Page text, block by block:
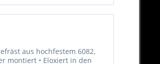
aus hochfestem 6082,
montiert • Eloxiert in den